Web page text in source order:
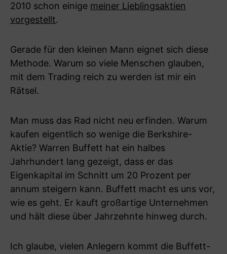
2010 schon einige meiner Lieblingsaktien
vorgestellt.
Gerade für den kleinen Mann eignet sich diese
Methode. Warum so viele Menschen glauben,
mit dem Trading reich zu werden ist mir ein
Rätsel.
Man muss das Rad nicht neu erfinden. Warum
kaufen eigentlich so wenige die Berkshire-
Aktie? Warren Buffett hat ein halbes
Jahrhundert lang gezeigt, dass er das
Eigenkapital im Schnitt um 20 Prozent per
annum steigern kann. Buffett macht es uns vor,
wie es geht. Er kauft großartige Unternehmen
und hält diese über Jahrzehnte hinweg durch.
Ich glaube, vielen Anlegern kommt die Buffett-